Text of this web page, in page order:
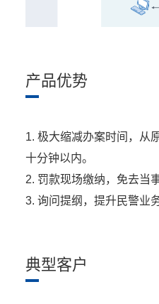
产品优势
1. 极大缩减办案时间，从
十分钟以内。
2. 罚款现场缴纳，免去当
3. 询问提纲，提升民警业
典型客户